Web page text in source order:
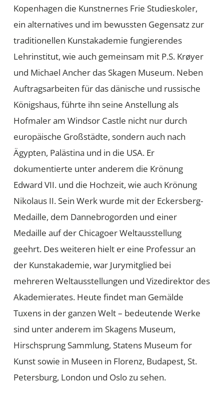
Kopenhagen die Kunstnernes Frie Studieskoler,
ein alternatives und im bewussten Gegensatz zur
traditionellen Kunstakademie fungierendes
Lehrinstitut, wie auch gemeinsam mit P.S. Krøyer
und Michael Ancher das Skagen Museum. Neben
Auftragsarbeiten für das dänische und russische
Königshaus, führte ihn seine Anstellung als
Hofmaler am Windsor Castle nicht nur durch
europäische Großstädte, sondern auch nach
Ägypten, Palästina und in die USA. Er
dokumentierte unter anderem die Krönung
Edward VII. und die Hochzeit, wie auch Krönung
Nikolaus II. Sein Werk wurde mit der Eckersberg-
Medaille, dem Dannebrogorden und einer
Medaille auf der Chicagoer Weltausstellung
geehrt. Des weiteren hielt er eine Professur an
der Kunstakademie, war Jurymitglied bei
mehreren Weltausstellungen und Vizedirektor des
Akademierates. Heute findet man Gemälde
Tuxens in der ganzen Welt – bedeutende Werke
sind unter anderem im Skagens Museum,
Hirschsprung Sammlung, Statens Museum for
Kunst sowie in Museen in Florenz, Budapest, St.
Petersburg, London und Oslo zu sehen.